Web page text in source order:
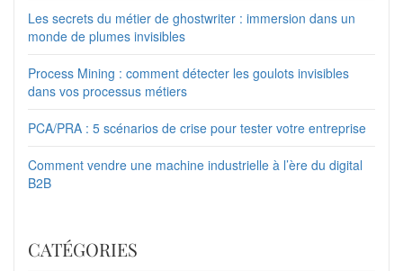
Les secrets du métier de ghostwriter : immersion dans un
monde de plumes invisibles
Process Mining : comment détecter les goulots invisibles
dans vos processus métiers
PCA/PRA : 5 scénarios de crise pour tester votre entreprise
Comment vendre une machine industrielle à l’ère du digital
B2B
CATÉGORIES